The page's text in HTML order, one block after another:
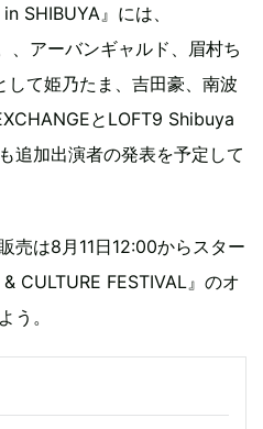
SHIBUYA』には、
、アーバンギャルド、眉村ち
て姫乃たま、吉田豪、南波
とLOFT9 Shibuya
追加出演者の発表を予定して
売は8月11日12:00からスター
CULTURE FESTIVAL』のオ
う。